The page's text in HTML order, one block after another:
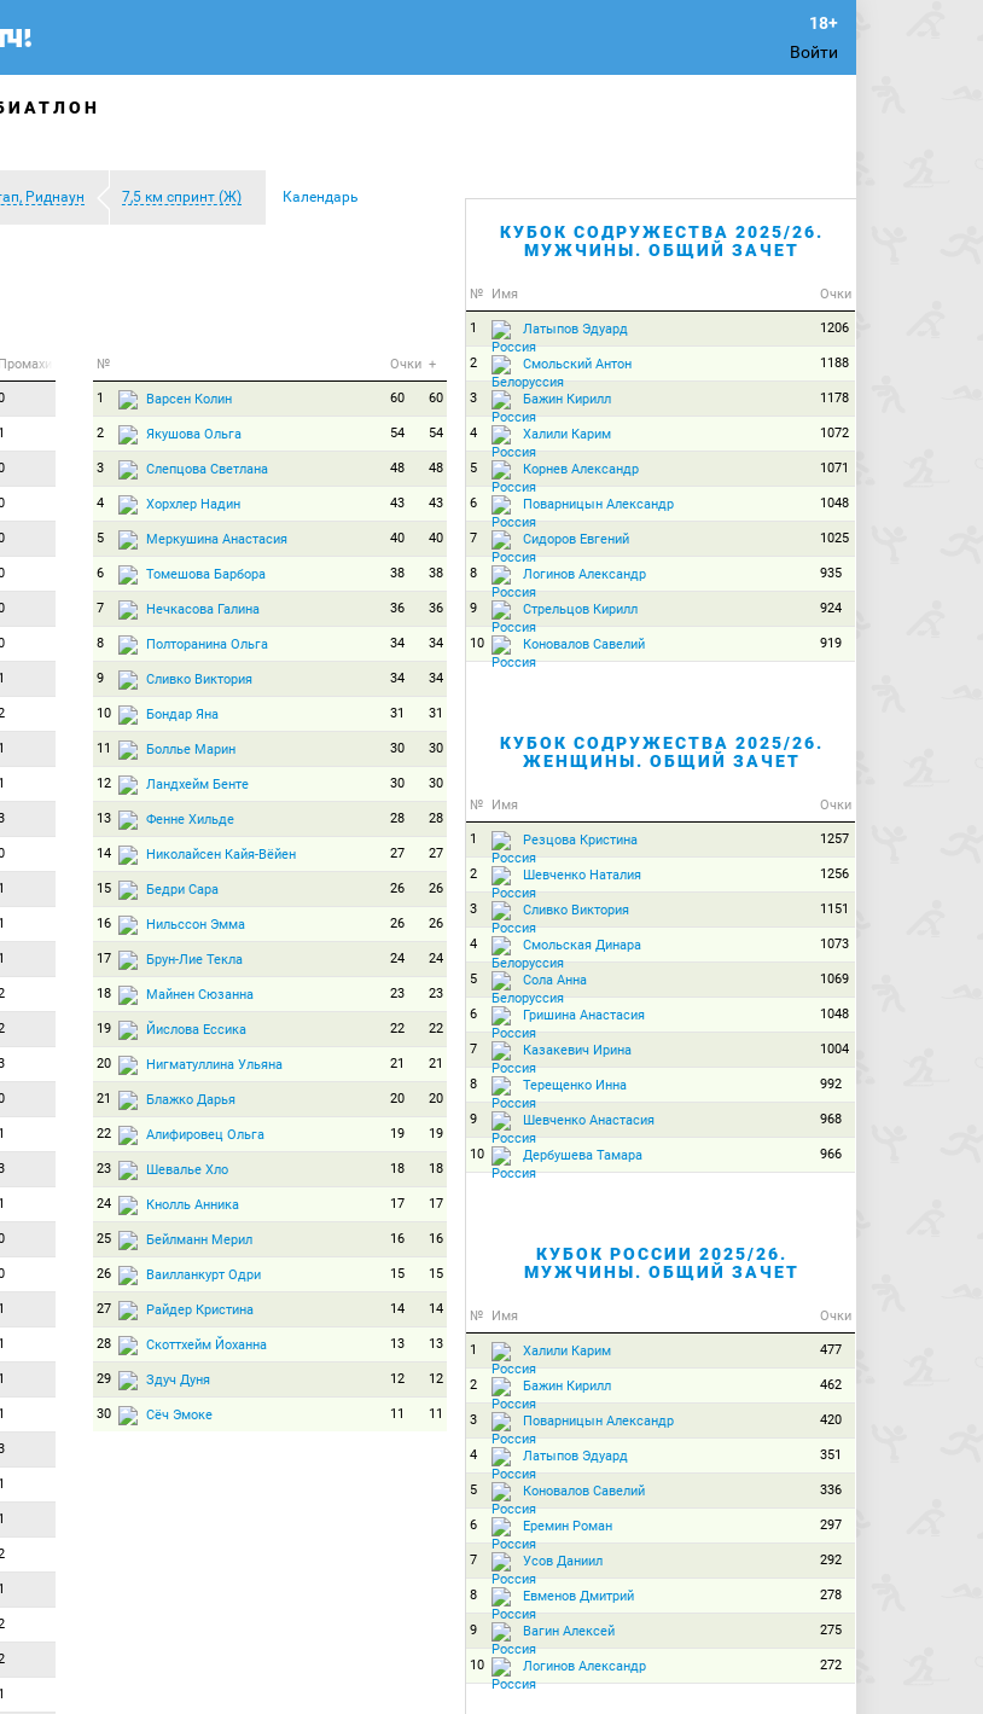
Войти
Риднаун 7,5 км спринт (Ж) Календарь
Промахи
1
1
1
1
1
1
1
1
1
1
1
1
1
1
1
1
1
№ Очки +
1 Варсен Колин 60 60
2 Якушова Ольга 54 54
3 Слепцова Светлана 48 48
4 Хорхлер Надин 43 43
5 Меркушина Анастасия 40 40
6 Томешова Барбора 38 38
7 Нечкасова Галина 36 36
8 Полторанина Ольга 34 34
9 Сливко Виктория 34 34
10 Бондар Яна 31 31
11 Боллье Марин 30 30
12 Ландхейм Бенте 30 30
13 Фенне Хильде 28 28
14 Николайсен Кайя-Вёйен 27 27
15 Бедри Сара 26 26
16 Нильссон Эмма 26 26
17 Брун-Лие Текла 24 24
18 Майнен Сюзанна 23 23
19 Йислова Ессика 22 22
20 Нигматуллина Ульяна 21 21
21 Блажко Дарья 20 20
22 Алифировец Ольга 19 19
23 Шевалье Хло 18 18
24 Кнолль Анника 17 17
25 Бейлманн Мерил 16 16
26 Ваилланкурт Одри 15 15
27 Райдер Кристина 14 14
28 Скоттхейм Йоханна 13 13
29 Здуч Дуня 12 12
30 Сёч Эмоке 11 11
КУБОК СОДРУЖЕСТВА 2025/26.
МУЖЧИНЫ. ОБЩИЙ ЗАЧЕТ
№ Имя Очки
1 Латыпов Эдуард 1206
2 Смольский Антон 1188
3 Бажин Кирилл 1178
4 Халили Карим 1072
5 Корнев Александр 1071
6 Поварницын Александр 1048
7 Сидоров Евгений 1025
8 Логинов Александр 935
9 Стрельцов Кирилл 924
10 Коновалов Савелий 919
КУБОК СОДРУЖЕСТВА 2025/26.
ЖЕНЩИНЫ. ОБЩИЙ ЗАЧЕТ
№ Имя Очки
1 Резцова Кристина 1257
2 Шевченко Наталия 1256
3 Сливко Виктория 1151
4 Смольская Динара 1073
5 Сола Анна 1069
6 Гришина Анастасия 1048
7 Казакевич Ирина 1004
8 Терещенко Инна 992
9 Шевченко Анастасия 968
10 Дербушева Тамара 966
КУБОК РОССИИ 2025/26.
МУЖЧИНЫ. ОБЩИЙ ЗАЧЕТ
№ Имя Очки
1 Халили Карим 477
2 Бажин Кирилл 462
3 Поварницын Александр 420
4 Латыпов Эдуард 351
5 Коновалов Савелий 336
6 Еремин Роман 297
7 Усов Даниил 292
8 Евменов Дмитрий 278
9 Вагин Алексей 275
10 Логинов Александр 272